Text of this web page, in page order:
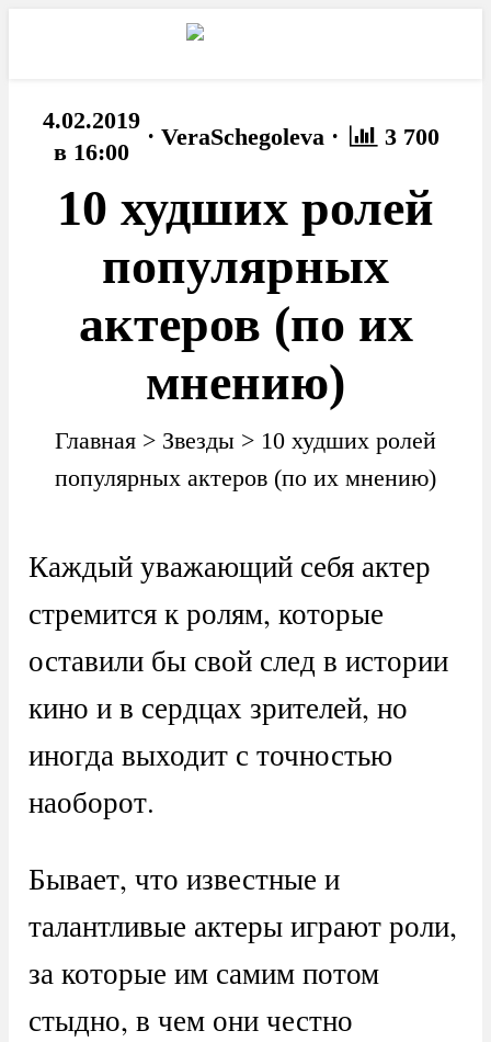
4.02.2019
в 16:00
· VeraSchegoleva · 3 700
10 худших ролей
популярных
актеров (по их
мнению)
Главная > Звезды > 10 худших ролей
популярных актеров (по их мнению)
Каждый уважающий себя актер
стремится к ролям, которые
оставили бы свой след в истории
кино и в сердцах зрителей, но
иногда выходит с точностью
наоборот.
Бывает, что известные и
талантливые актеры играют роли,
за которые им самим потом
стыдно, в чем они честно